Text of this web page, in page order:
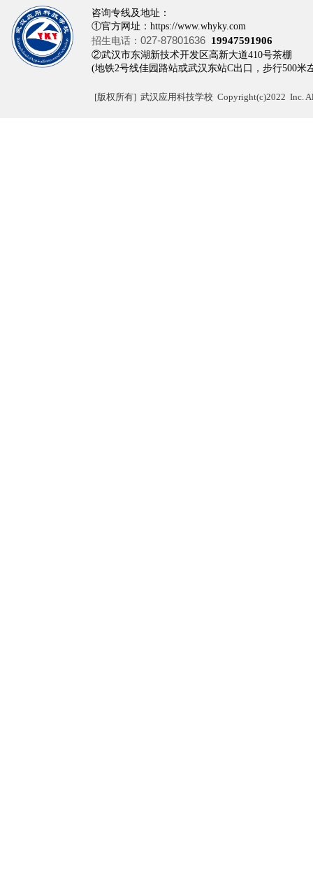
咨询专线及地址：
①官方网址：https://www.whyky.com
招生电话： 027-87801636 19947591906
②武汉市东湖新技术开发区高新大道410
(地铁2号线佳园路站或武汉东站C出口，步行500米
[版权所有] 武汉应用科技学校 Copyright(c)2022 Inc.